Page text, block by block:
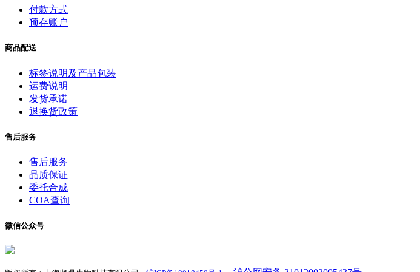
付款方式
预存账户
商品配送
标签说明及产品包装
运费说明
发货承诺
退换货政策
售后服务
售后服务
品质保证
委托合成
COA查询
微信公众号